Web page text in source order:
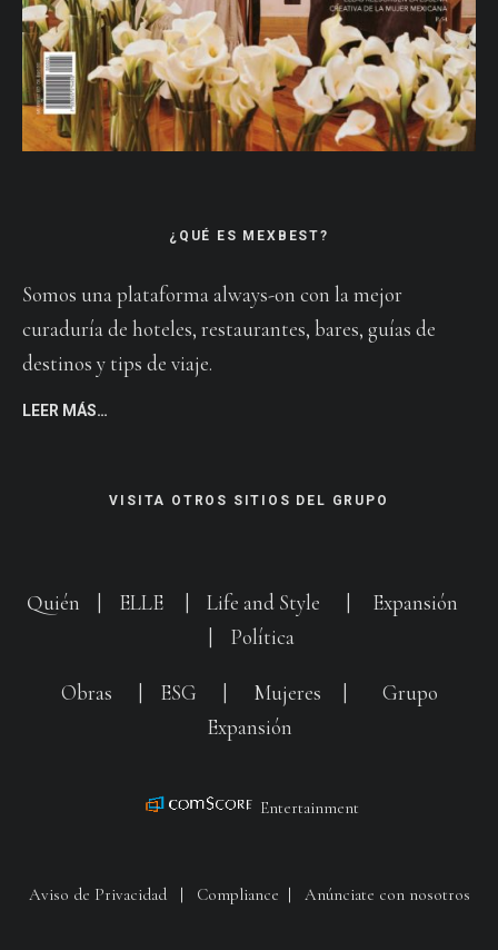
¿QUÉ ES MEXBEST?
Somos una plataforma always-on con la mejor
curaduría de hoteles, restaurantes, bares, guías de
destinos y tips de viaje.
LEER MÁS…
VISITA OTROS SITIOS DEL GRUPO
Quién ELLE Life and Style
Expansión
Política
Obras ESG Mujeres
Grupo
Expansión
Entertainment
Aviso de Privacidad| Compliance Anúnciate con nosotros